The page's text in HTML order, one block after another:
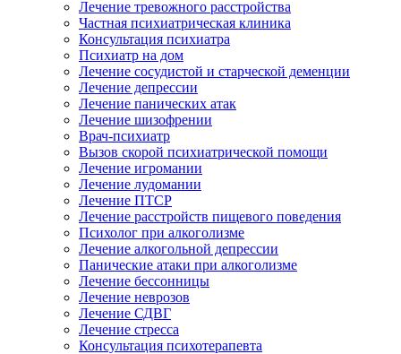
Лечение тревожного расстройства
Частная психиатрическая клиника
Консультация психиатра
Психиатр на дом
Лечение сосудистой и старческой деменции
Лечение депрессии
Лечение панических атак
Лечение шизофрении
Врач-психиатр
Вызов скорой психиатрической помощи
Лечение игромании
Лечение лудомании
Лечение ПТСР
Лечение расстройств пищевого поведения
Психолог при алкоголизме
Лечение алкогольной депрессии
Панические атаки при алкоголизме
Лечение бессонницы
Лечение неврозов
Лечение СДВГ
Лечение стресса
Консультация психотерапевта